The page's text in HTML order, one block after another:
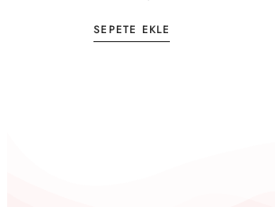
SEPETE EKLE